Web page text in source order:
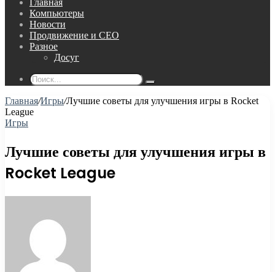
Главная
Компьютеры
Новости
Продвижение и СЕО
Разное
Досуг
Поиск...
Главная/Игры/Лучшие советы для улучшения игры в Rocket
League
Игры
Лучшие советы для улучшения игры в
Rocket League